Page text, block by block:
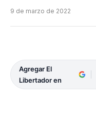
9 de marzo de 2022
Agregar El
Libertador en